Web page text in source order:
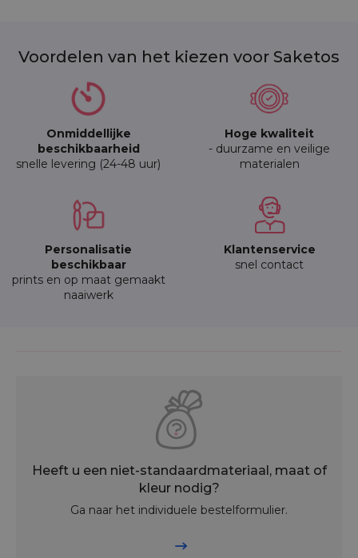
Voordelen van het kiezen voor Saketos
Onmiddellijke
beschikbaarheid
snelle levering (24-48 uur)
Hoge kwaliteit
- duurzame en veilige
materialen
Personalisatie
beschikbaar
prints en op maat gemaakt
naaiwerk
Klantenservice
snel contact
Heeft u een niet-standaardmateriaal, maat of
kleur nodig?
Ga naar het individuele bestelformulier.